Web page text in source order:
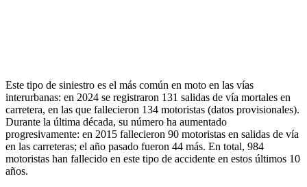
Este tipo de siniestro es el más común en moto en las vías
interurbanas: en 2024 se registraron 131 salidas de vía mortales en
carretera, en las que fallecieron 134 motoristas (datos provisionales).
Durante la última década, su número ha aumentado
progresivamente: en 2015 fallecieron 90 motoristas en salidas de vía
en las carreteras; el año pasado fueron 44 más. En total, 984
motoristas han fallecido en este tipo de accidente en estos últimos 10
años.